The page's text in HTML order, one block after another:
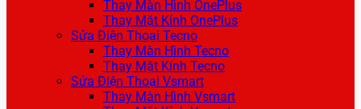
Thay Màn Hình OnePlus
Thay Mặt Kính OnePlus
Sửa Điện Thoại Tecno
Thay Màn Hình Tecno
Thay Mặt Kính Tecno
Sửa Điện Thoại Vsmart
Thay Màn Hình Vsmart